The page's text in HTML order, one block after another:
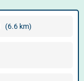
(6.6 km)